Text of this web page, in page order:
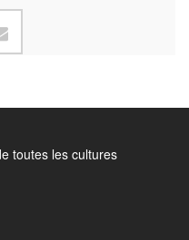
toutes les cultures